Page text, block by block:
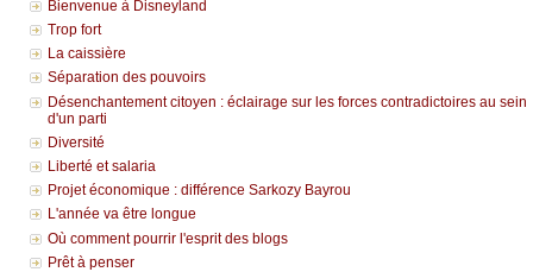
Bienvenue à Disneyland
Trop fort
La caissière
Séparation des pouvoirs
Désenchantement citoyen : éclairage sur les forces contradictoires au sein
d'un parti
Diversité
Liberté et salaria
Projet économique : différence Sarkozy Bayrou
L'année va être longue
Où comment pourrir l'esprit des blogs
Prêt à penser